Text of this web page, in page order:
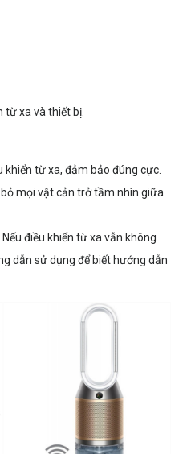
từ xa và thiết bị.
khiển từ xa, đảm bảo đúng cực.
bỏ mọi vật cản trở tầm nhìn giữa
Nếu điều khiển từ xa vẫn không
dẫn sử dụng để biết hướng dẫn